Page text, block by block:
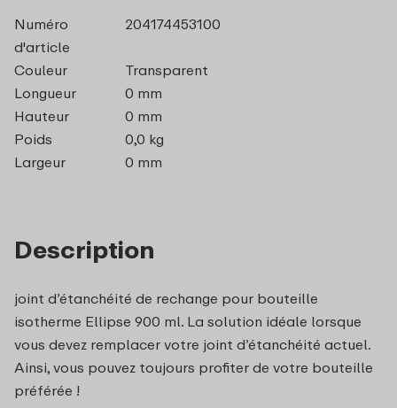
Description
joint d’étanchéité de rechange pour bouteille
isotherme Ellipse 900 ml. La solution idéale lorsque
vous devez remplacer votre joint d’étanchéité actuel.
Ainsi, vous pouvez toujours profiter de votre bouteille
préférée !
Numéro
d'article
204174453100
Couleur
Transparent
Longueur
0 mm
Hauteur
0 mm
Poids
0,0 kg
Largeur
0 mm